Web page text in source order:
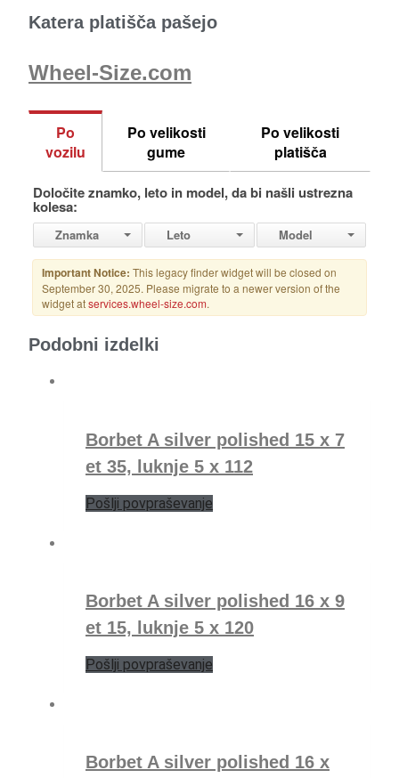
Katera platišča pašejo
Wheel-Size.com
Podobni izdelki
Borbet A silver polished 15 x 7
et 35, luknje 5 x 112
Pošlji povpraševanje
Borbet A silver polished 16 x 9
et 15, luknje 5 x 120
Pošlji povpraševanje
Borbet A silver polished 16 x